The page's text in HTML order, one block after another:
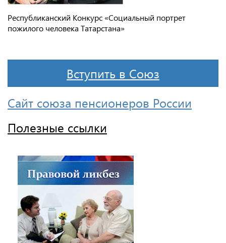
Республиканский Конкурс «Социальный портрет
пожилого человека Татарстана»
Вступить в Союз
Сайт союза пенсионеров России
Полезные ссылки